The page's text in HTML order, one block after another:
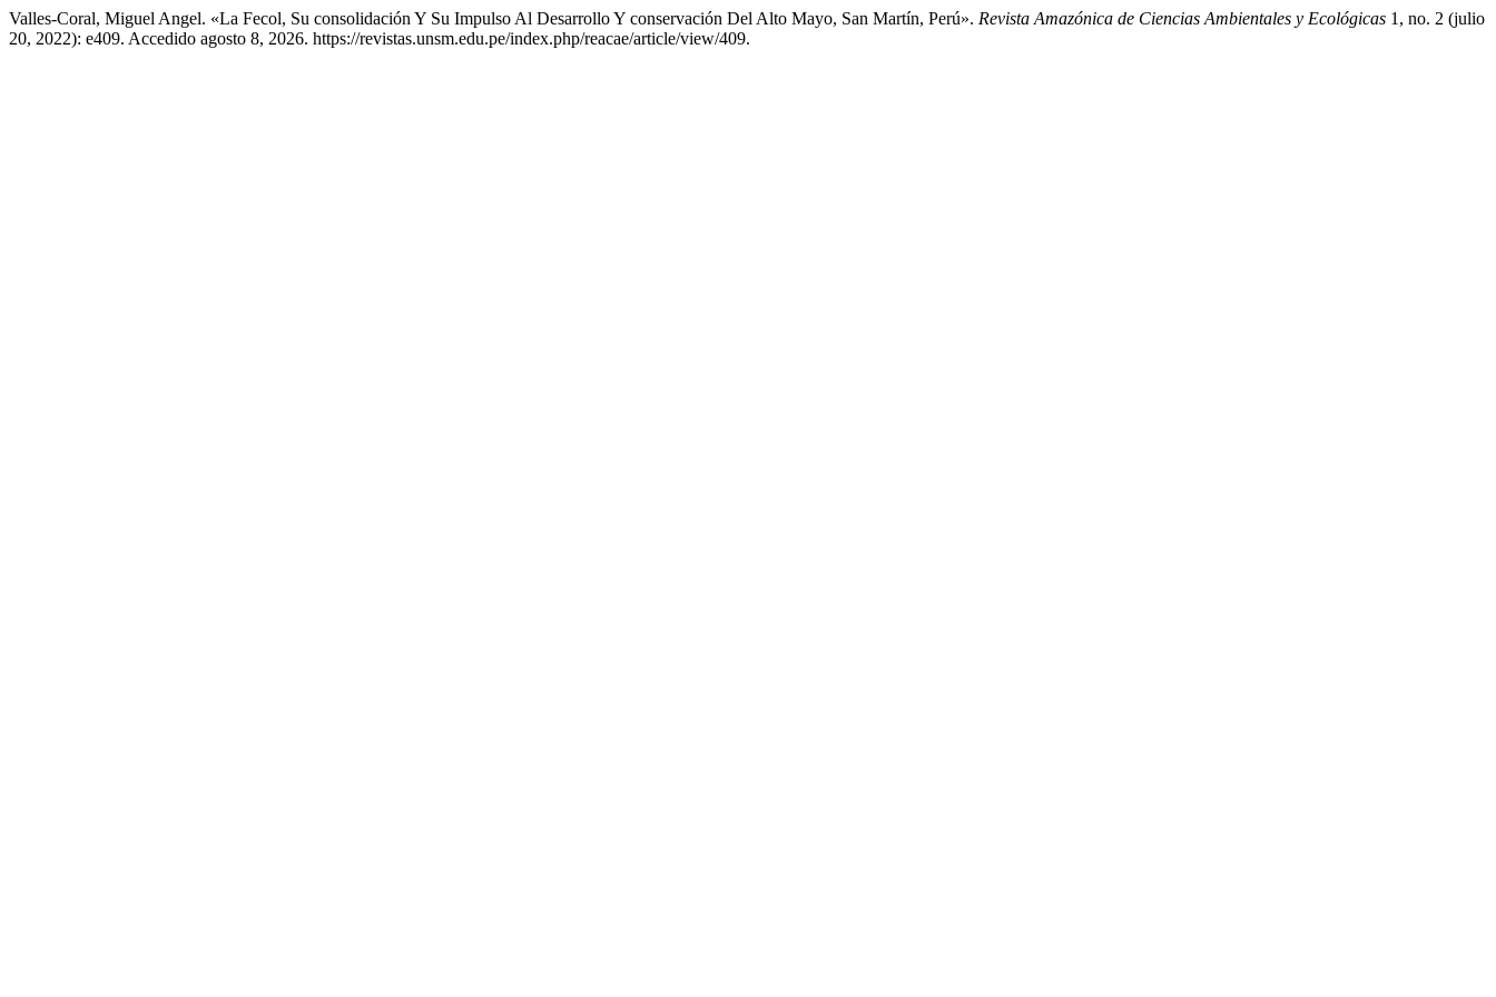
Valles-Coral, Miguel Angel. «La Fecol, Su consolidación Y Su Impulso Al Desarrollo Y conservación Del Alto Mayo, San Martín, Perú». Revista Amazónica de Ciencias Ambientales y Ecológicas 1, no. 2 (julio
20, 2022): e409. Accedido agosto 8, 2026. https://revistas.unsm.edu.pe/index.php/reacae/article/view/409.